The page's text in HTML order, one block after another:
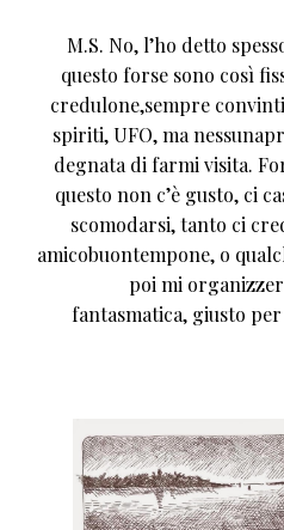
M.S. No, l’ho detto
questo forse sono così
credulone,sempre
spiriti, UFO, ma
degnata di farmi visita.
questo non c’è gusto, ci
scomodarsi, tanto ci
amicobuontempone, o
poi mi
fantasmatica, giusto